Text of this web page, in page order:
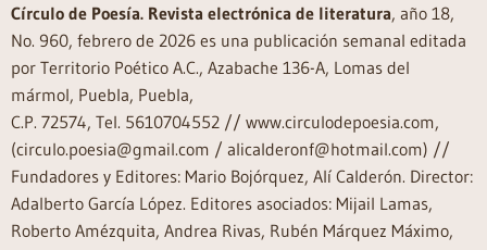
Círculo de Poesía. Revista electrónica de literatura, año 18,
No. 960, febrero de 2026 es una publicación semanal editada
por Territorio Poético A.C., Azabache 136-A, Lomas del
mármol, Puebla, Puebla,
C.P. 72574, Tel. 5610704552 // www.circulodepoesia.com,
(circulo.poesia@gmail.com / alicalderonf@hotmail.com) //
Fundadores y Editores: Mario Bojórquez, Alí Calderón. Director:
Adalberto García López. Editores asociados: Mijail Lamas,
Roberto Amézquita, Andrea Rivas, Rubén Márquez Máximo,